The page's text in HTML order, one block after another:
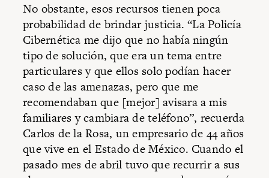
No obstante, esos recursos tienen poca
probabilidad de brindar justicia. “La Policía
Cibernética me dijo que no había ningún
tipo de solución, que era un tema entre
particulares y que ellos solo podían hacer
caso de las amenazas, pero que me
recomendaban que [mejor] avisara a mis
familiares y cambiara de teléfono”, recuerda
Carlos de la Rosa, un empresario de 44 años
que vive en el Estado de México. Cuando el
pasado mes de abril tuvo que recurrir a sus